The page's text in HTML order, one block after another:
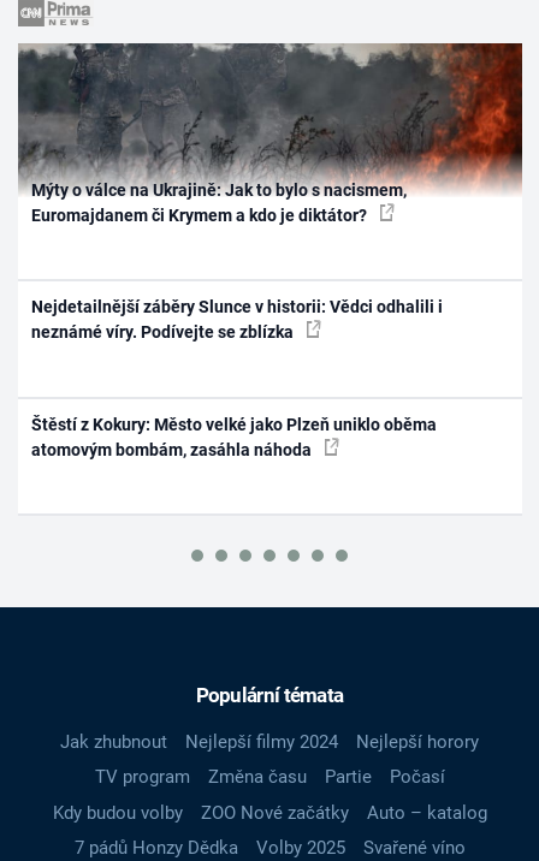
Mýty o válce na Ukrajině: Jak to bylo s nacismem,
Euromajdanem či Krymem a kdo je diktátor?
Nejdetailnější záběry Slunce v historii: Vědci odhalili i
neznámé víry. Podívejte se zblízka
Štěstí z Kokury: Město velké jako Plzeň uniklo oběma
atomovým bombám, zasáhla náhoda
Populární témata
Jak zhubnout Nejlepší filmy 2024
Nejlepší horory
TV program
Změna času Partie
Počasí
Kdy budou volby
ZOO Nové začátky
Auto – katalog
7 pádů Honzy Dědka
Volby 2025
Svařené víno